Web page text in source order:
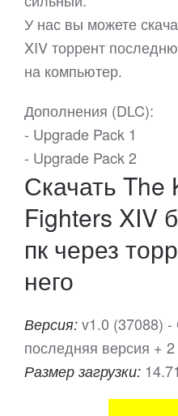
У нас вы можете
XIV торрент
на компьютер.
Дополнения (DLC):
- Upgrade Pack 1
- Upgrade Pack 2
Скачать The
Fighters XIV
пк через
него
Версия: v1.0 (37088)
последняя версия + 2
Размер загрузки: